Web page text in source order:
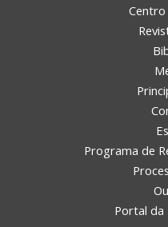
Programa de
Portal da